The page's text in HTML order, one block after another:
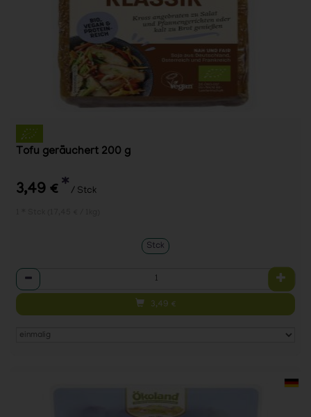
Tofu geräuchert 200 g
3,49 € * / Stck
Stck
Anzahl
3,49 €